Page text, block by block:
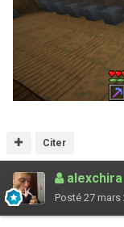
Citer
alexchira
Posté 27 mars